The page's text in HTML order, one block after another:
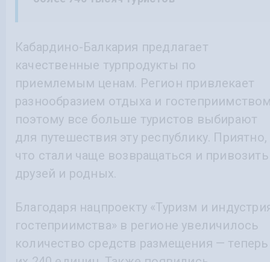
Кабардино-Балкария предлагает
качественные турпродукты по
приемлемым ценам. Регион привлекает
разнообразием отдыха и
поэтому все больше туристов выбирают
для путешествия эту республику. Приятно,
что стали чаще возвращаться и привозить
друзей и родных.
Благодаря нацпроекту «Туризм и
гостеприимства» в регионе увеличилось
количество средств размещения — теперь